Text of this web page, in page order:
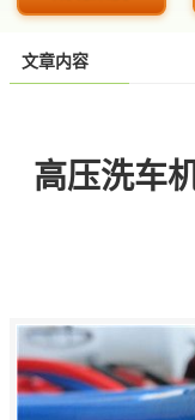
文章内容
高压洗车